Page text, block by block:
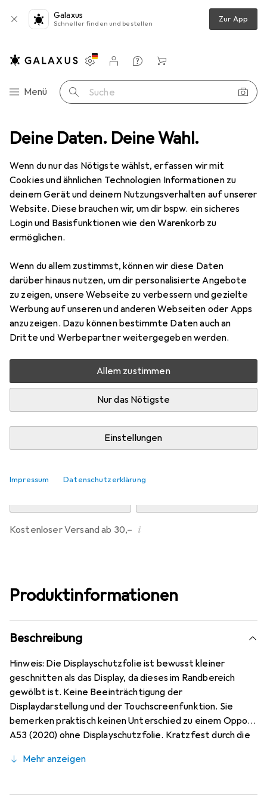
Deine Daten. Deine Wahl.
Wenn du nur das Nötigste wählst, erfassen wir mit
Cookies und ähnlichen Technologien Informationen zu
deinem Gerät und deinem Nutzungsverhalten auf unserer
Website. Diese brauchen wir, um dir bspw. ein sicheres
Login und Basisfunktionen wie den Warenkorb zu
ermöglichen.
Wenn du allem zustimmst, können wir diese Daten
darüber hinaus nutzen, um dir personalisierte Angebote
zu zeigen, unsere Webseite zu verbessern und gezielte
Werbung auf unseren und anderen Webseiten oder Apps
anzuzeigen. Dazu können bestimmte Daten auch an
Dritte und Werbepartner weitergegeben werden.
Allem zustimmen
Nur das Nötigste
Einstellungen
Impressum Datenschutzerklärung
Galaxus
Schneller finden und bestellen Zur App
Navigation nach Kategorien
Menü Suche
Einstellungen
Kundenkonto
Vergleichslisten
Merklisten
Warenkorb
Smartphone Schutzfolie Dipos Displayschutzfolie Crystalclear
5 Bilder
DiposDisplayschutzfolie Crystalclear
Preis in EUR inkl. MwSt.
EUR
5,99
Bewertungen Marke
Mehr von Dipos
Di, 11.8. geliefert
Mehr als 10 Stück an Lager beim Drittanbieter
Lieferort angeben für genaue Lieferzeit
Kostenloser Versand ab 30,– i
Produktinformationen
Beschreibung
Hinweis: Die Displayschutzfolie ist bewusst kleiner
geschnitten als das Display, da dieses im Randbereich
gewölbt ist. Keine Beeinträchtigung der
Displaydarstellung und der Touchscreenfunktion. Sie
bemerken praktisch keinen Unterschied zu einem Oppo
A53 (2020) ohne Displayschutzfolie. Kratzfest durch die
gegen Kratzer und Abrasion! 4H Bleistifthärte. Bewusst
ist (siehe Fotos), blasenfrei und jederzeit rückstandsfrei
Mehr anzeigen